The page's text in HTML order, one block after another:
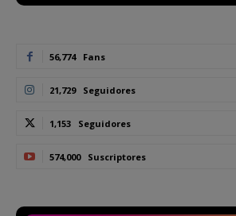
56,774 Fans
21,729 Seguidores
1,153 Seguidores
574,000 Suscriptores